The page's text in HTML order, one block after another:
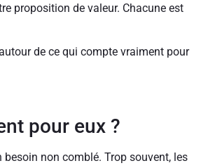
proposition de valeur. Chacune est
de ce qui compte vraiment pour
pour eux ?
non comblé. Trop souvent, les